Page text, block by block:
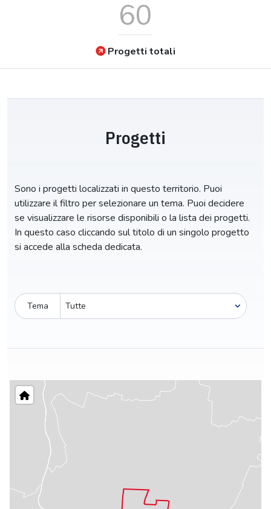
60
Progetti totali
Progetti
Sono i progetti localizzati in questo territorio. Puoi
utilizzare il filtro per selezionare un tema. Puoi decidere
se visualizzare le risorse disponibili o la lista dei progetti.
In questo caso cliccando sul titolo di un singolo progetto
si accede alla scheda dedicata.
Tema